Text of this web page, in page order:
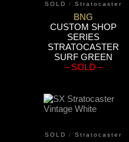
SOLD / Stratocaster
BNG
CUSTOM SHOP
SERIES
STRATOCASTER
SURF GREEN
– SOLD –
SOLD / Stratocaster